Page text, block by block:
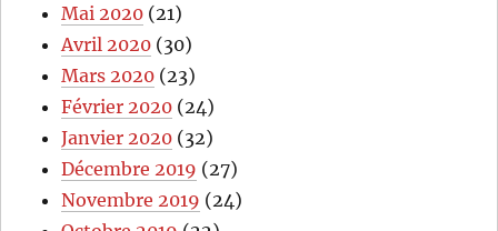
Mai 2020 (21)
Avril 2020 (30)
Mars 2020 (23)
Février 2020 (24)
Janvier 2020 (32)
Décembre 2019 (27)
Novembre 2019 (24)